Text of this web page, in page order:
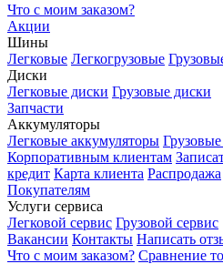
Что с моим заказом?
Акции
Шины
Легковые Легкогрузовые
Диски
Легковые диски Грузовые диски
Запчасти
Аккумуляторы
Легковые аккумуляторы
Корпоративным клиентам
кредит Карта клиента Распродажа
Покупателям
Услуги сервиса
Легковой сервис Грузовой сервис
Вакансии Контакты Написать
Что с моим заказом? Сравнение